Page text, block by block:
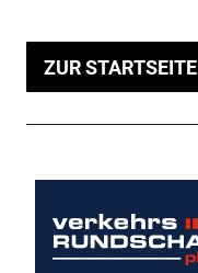
ZUR STARTSEITE